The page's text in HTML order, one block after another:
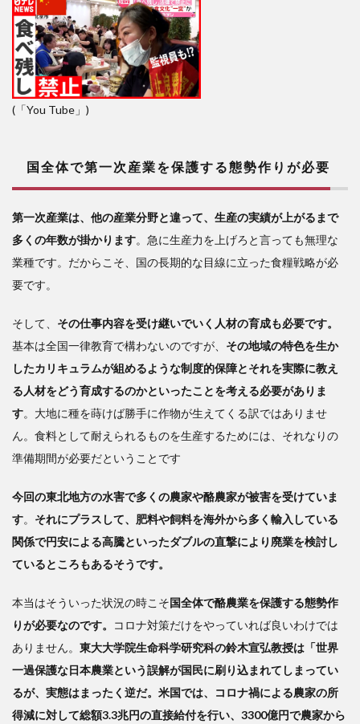
(「You Tube」)
国全体で第一次産業を保護する態勢作りが必要
第一次産業は、他の産業分野と違って、生産の実績が上がるまで
多くの年数が掛かります。急に生産力を上げろと言っても無理な
業種です。だからこそ、国の長期的な目線に立った食糧戦略が必
要です。
そして、 その仕事内容を受け継いでいく人材の育成も必要です。
基本は全国一律教育で構わないのですが、 その地域の特色を生か
したカリキュラムが組めるような制度的保障とそれを実際に教え
る人材をどう育成するのかといったことを考える必要がありま
す。 大地に種を蒔けば勝手に作物が生えてくる訳ではありませ
ん。食料として耐えられるものを生産するためには、それなりの
準備期間が必要だということです
今回の東北地方の水害で多くの農家や酪農家が被害を受けていま
す。 それにプラスして、肥料や飼料を海外から多く輸入している
関係で円安による高騰といったダブルの直撃により廃業を検討し
ているところもあるそうです。
本当はそういった状況の時こそ国全体で酪農業を保護する態勢作
りが必要なのです。
コロナ対策だけをやっていれば良いわけでは
ありません。 東大大学院生命科学研究科の鈴木宣弘教授は「世界
一過保護な日本農業という誤解が国民に刷り込まれてしまってい
るが、実態はまったく逆だ。米国では、コロナ禍による農家の所
得減に対して総額3.3兆円の直接給付を行い、3300億円で農家から